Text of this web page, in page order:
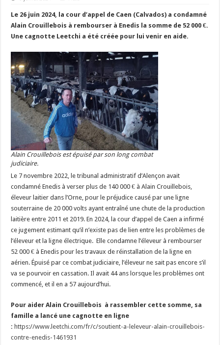
Un été fructueux pour Lactalis
Le 26 juin 2024, la cour d’appel de Caen (Calvados) a condamné
Alain Crouillebois à rembourser à Enedis la somme de 52 000 €.
Une cagnotte Leetchi a été créée pour lui venir en aide.
Alain Crouillebois est épuisé par son long combat
judiciaire.
Le 7 novembre 2022, le tribunal administratif d’Alençon avait
condamné Enedis à verser plus de 140 000 € à Alain Crouillebois,
éleveur laitier dans l’Orne, pour le préjudice causé par une ligne
souterraine de 20 000 volts ayant entraîné une chute de la production
laitière entre 2011 et 2019. En 2024, la cour d’appel de Caen a infirmé
ce jugement estimant qu’il n’existe pas de lien entre les problèmes de
l’éleveur et la ligne électrique. Elle condamne l’éleveur à rembourser
52 000 € à Enedis pour les travaux de réinstallation de la ligne en
aérien. Épuisé par ce combat judiciaire, l’éleveur ne sait pas encore s’il
va se pourvoir en cassation. Il avait 44 ans lorsque les problèmes ont
commencé, et il en a 57 aujourd’hui.
Pour aider Alain Crouillebois à rassembler cette somme, sa
famille a lancé une cagnotte en ligne
: https://www.leetchi.com/fr/c/soutient-a-leleveur-alain-crouillebois-
contre-enedis-1461931